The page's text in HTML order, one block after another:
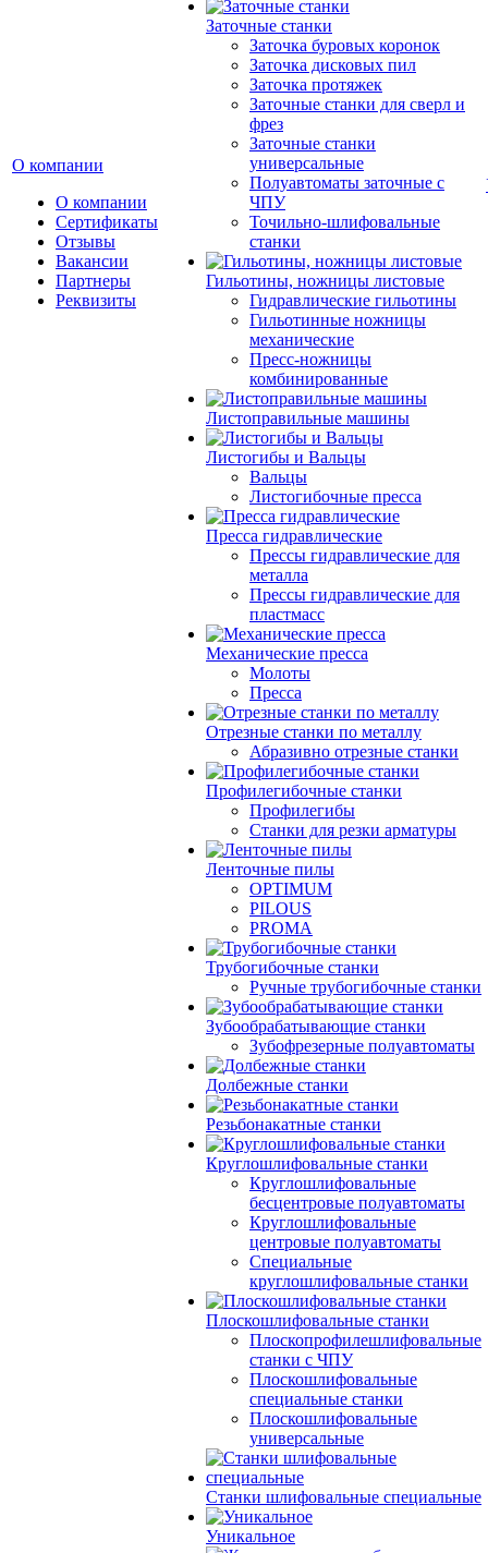
О компании
О компании
Сертификаты
Отзывы
Вакансии
Партнеры
Реквизиты
Заточные станки
Заточка буровых коронок
Заточка дисковых пил
Заточка протяжек
Заточные станки для сверл и
фрез
Заточные станки
универсальные
Полуавтоматы заточные с
ЧПУ
Точильно-шлифовальные
станки
Гильотины, ножницы листовые
Гидравлические гильотины
Гильотинные ножницы
механические
Пресс-ножницы
комбинированные
Листоправильные машины
Листогибы и Вальцы
Вальцы
Листогибочные пресса
Пресса гидравлические
Прессы гидравлические для
металла
Прессы гидравлические для
пластмасс
Механические пресса
Молоты
Пресса
Отрезные станки по металлу
Абразивно отрезные станки
Профилегибочные станки
Профилегибы
Станки для резки арматуры
Ленточные пилы
OPTIMUM
PILOUS
PROMA
Трубогибочные станки
Ручные трубогибочные станки
Зубообрабатывающие станки
Зубофрезерные полуавтоматы
Долбежные станки
Резьбонакатные станки
Круглошлифовальные станки
Круглошлифовальные
бесцентровые полуавтоматы
Круглошлифовальные
центровые полуавтоматы
Специальные
круглошлифовальные станки
Плоскошлифовальные станки
Плоскопрофилешлифовальные
станки с ЧПУ
Плоскошлифовальные
специальные станки
Плоскошлифовальные
универсальные
Станки шлифовальные специальные
Уникальное